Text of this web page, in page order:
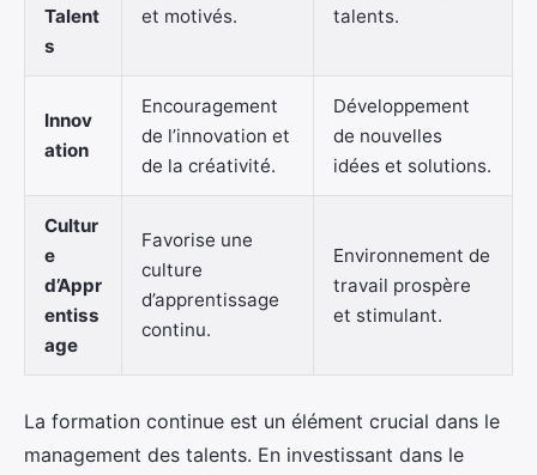
Talent
s
et motivés.
talents.
Innov
ation
Encouragement
de l’innovation et
de la créativité.
Développement
de nouvelles
idées et solutions.
Cultur
e
d’Appr
entiss
age
Favorise une
culture
d’apprentissage
continu.
Environnement de
travail prospère
et stimulant.
La formation continue est un élément crucial dans le
management des talents. En investissant dans le